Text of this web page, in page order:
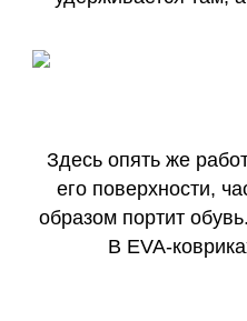
Здесь опять же
его поверхности,
образом портит
В EVA-